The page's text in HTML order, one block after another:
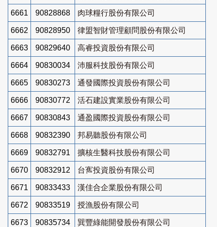
6661 90828868 肉球糧行股份有限公司
6662 90828950 律盟智財管理顧問股份有限公司
6663 90829640 高睿投資股份有限公司
6664 90830034 沛服科技股份有限公司
6665 90830273 通發國際投資股份有限公司
6666 90830772 活石建設實業股份有限公司
6667 90830843 通盈國際投資股份有限公司
6668 90832390 邦易聽股份有限公司
6669 90832791 擴核生醫科技股份有限公司
6670 90832912 台寯投資股份有限公司
6671 90833433 漢佳合企業股份有限公司
6672 90833519 授漁股份有限公司
6673 90835734 巽豐綠能開發股份有限公司